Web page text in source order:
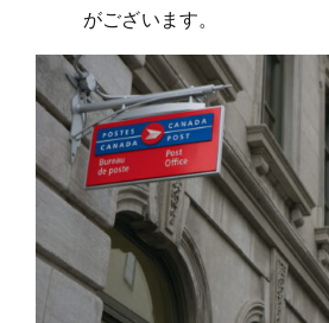
がございます。